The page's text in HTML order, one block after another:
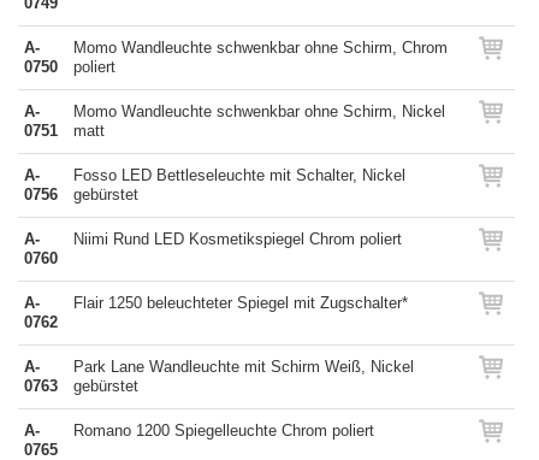
A-
0750
Momo Wandleuchte schwenkbar ohne Schirm, Chrom
poliert
A-
0751
Momo Wandleuchte schwenkbar ohne Schirm, Nickel
matt
A-
0756
Fosso LED Bettleseleuchte mit Schalter, Nickel
gebürstet
A-
0760
Niimi Rund LED Kosmetikspiegel Chrom poliert
A-
0762
Flair 1250 beleuchteter Spiegel mit Zugschalter*
A-
0763
Park Lane Wandleuchte mit Schirm Weiß, Nickel
gebürstet
A-
0765
Romano 1200 Spiegelleuchte Chrom poliert